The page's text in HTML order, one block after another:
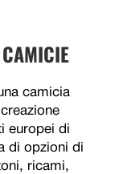
camicia
europei di
di opzioni di
ricami,